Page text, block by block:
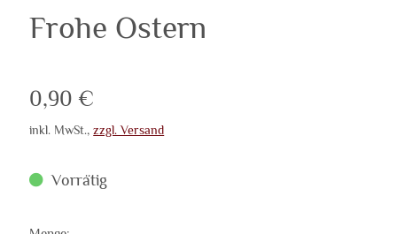
Frohe Ostern
Verkaufspreis: 0,90 €
0,90 €
inkl. MwSt.,zzgl. Versand
Vorrätig